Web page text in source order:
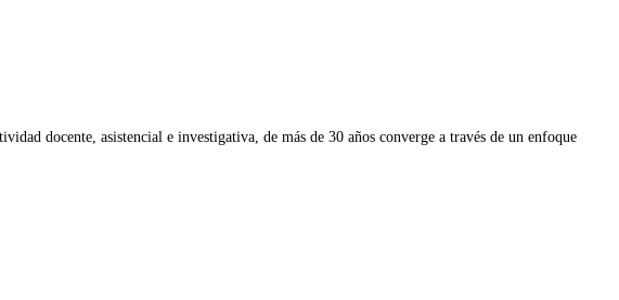
docente, asistencial e investigativa, de más de 30 años converge a través de un enfoque